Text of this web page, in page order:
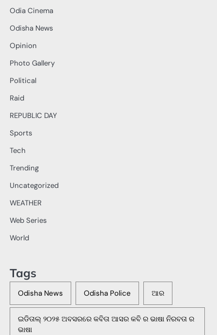
Odia Cinema
Odisha News
Opinion
Photo Gallery
Political
Raid
REPUBLIC DAY
Sports
Tech
Trending
Uncategorized
WEATHER
Web Series
World
Tags
Odisha News Odisha Police ଆର
ଇଡିତାଲ୍ ୨୦୨୫ ଅବସରରେ କବିତା ଆସର କବି ର ଭାଷା ନିରବତା ର
ଭାଷା